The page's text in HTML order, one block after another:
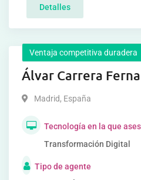
Detalles
Ventaja competitiva duradera
Álvar Carrera
Madrid, España
Tecnología en la que
Transformación Digital
Tipo de agente